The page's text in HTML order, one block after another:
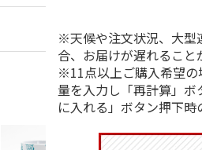
※天候や注文状況、大型
合、お届けが遅れること
※11点以上ご購入希望の
量を入力し「再計算」
に入れる」ボタン押下時